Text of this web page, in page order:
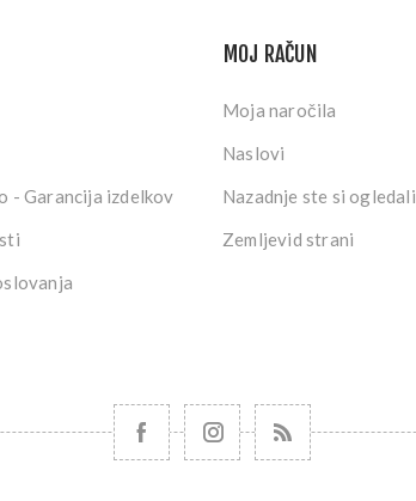
- Garancija izdelkov
MOJ RAČUN
Moja naročila
Naslovi
Nazadnje ste si ogledali
Zemljevid strani